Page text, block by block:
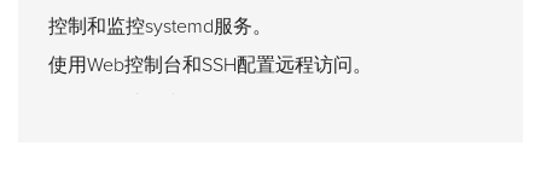
控制和监控systemd服务。
使用Web控制台和SSH配置远程访问。